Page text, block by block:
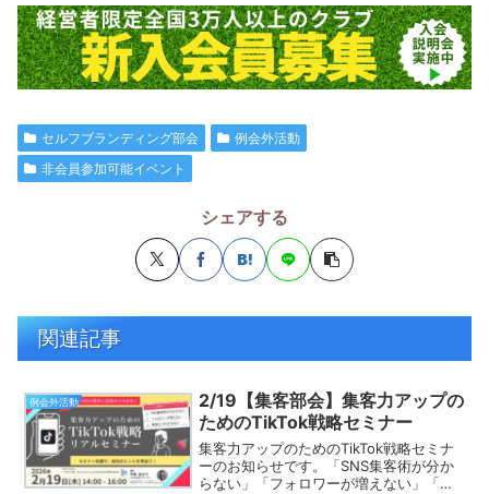
セルフブランディング部会
例会外活動
非会員参加可能イベント
シェアする
関連記事
例会外活動
2/19【集客部会】集客力アップの
ためのTikTok戦略セミナー
集客力アップのためのTikTok戦略セミナ
ーのお知らせです。「SNS集客術が分か
らない」「フォロワーが増えない」「集